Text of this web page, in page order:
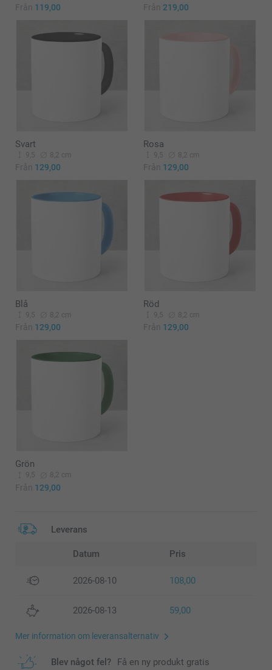
Från 119,00 Från 219,00
Svart
9,5 8,2 cm
Från 129,00
Rosa
9,5 8,2 cm
Från 129,00
Blå
9,5 8,2 cm
Från 129,00
Röd
9,5 8,2 cm
Från 129,00
Grön
9,5 8,2 cm
Från 129,00
Leverans
Datum Pris
2026-08-10 108,00
2026-08-13 59,00
Mer information om leveransalternativ
Blev något fel? Få en ny produkt gratis